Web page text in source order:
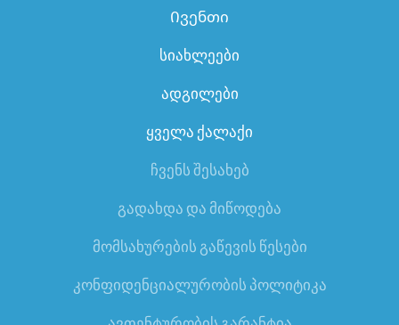
Ივენთი
სიახლეები
ადგილები
ყველა ქალაქი
ჩვენს შესახებ
გადახდა და მიწოდება
მომსახურების გაწევის წესები
კონფიდენციალურობის პოლიტიკა